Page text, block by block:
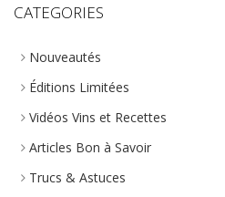
CATEGORIES
Nouveautés
Éditions Limitées
Vidéos Vins et Recettes
Articles Bon à Savoir
Trucs & Astuces